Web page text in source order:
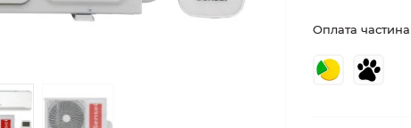
Оплата